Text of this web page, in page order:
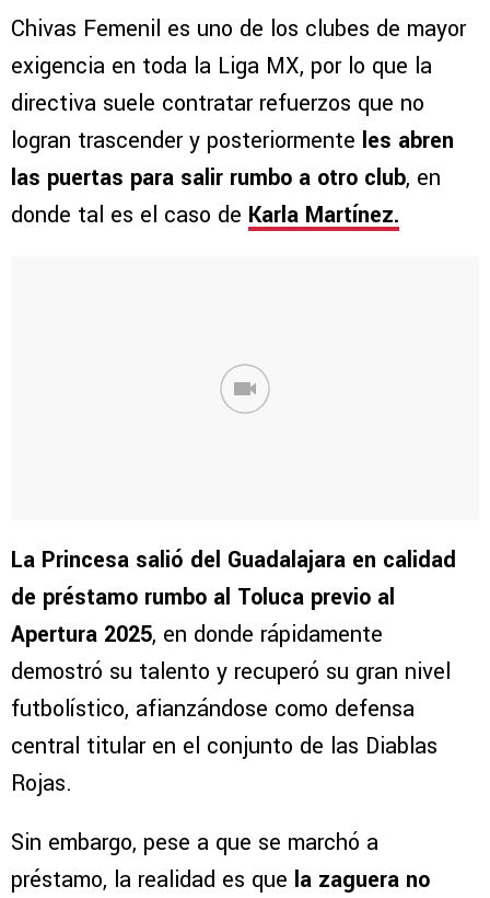
Chivas Femenil es uno de los clubes de mayor
exigencia en toda la Liga MX, por lo que la
directiva suele contratar refuerzos que no
logran trascender y posteriormente les abren
las puertas para salir rumbo a otro club, en
donde tal es el caso de Karla Martínez.
La Princesa salió del Guadalajara en calidad
de préstamo rumbo al Toluca previo al
Apertura 2025, en donde rápidamente
demostró su talento y recuperó su gran nivel
futbolístico, afianzándose como defensa
central titular en el conjunto de las Diablas
Rojas.
Sin embargo, pese a que se marchó a
préstamo, la realidad es que la zaguera no